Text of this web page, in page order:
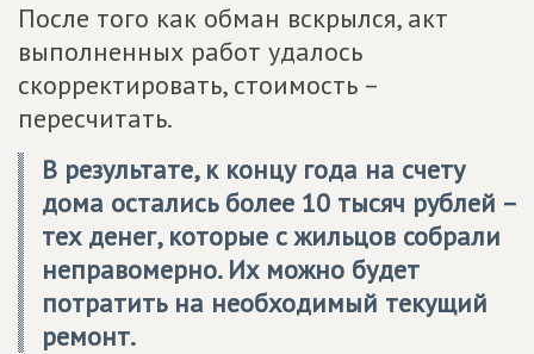
После того как обман вскрылся, акт
выполненных работ удалось
скорректировать, стоимость –
пересчитать.
В результате, к концу года на счету
дома остались более 10 тысяч рублей –
тех денег, которые с жильцов собрали
неправомерно. Их можно будет
потратить на необходимый текущий
ремонт.